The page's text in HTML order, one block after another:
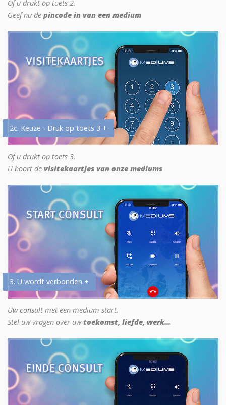
Of u drukt op toets 2.
Geef nu de pincode in van een medium
2c. Keuze - Druk op toets 3 +
Of u drukt op toets 3.
U hoort de visitekaartjes van onze mediums
3. U wordt verbonden +
Uw consult met een medium start.
Stel uw vragen over uwtoekomst, liefde, werk...